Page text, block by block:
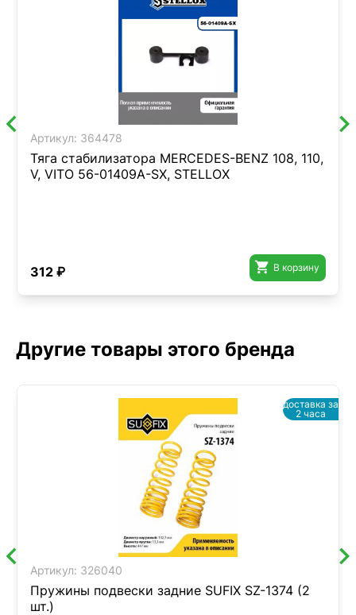
Артикул: 364478
Тяга стабилизатора MERCEDES-BENZ 108, 110,
V, VITO 56-01409A-SX, STELLOX
312 ₽  В корзину
Другие товары этого бренда
Артикул: 326040
Пружины подвески задние SUFIX SZ-1374 (2
шт.)
доставка за
2 часа